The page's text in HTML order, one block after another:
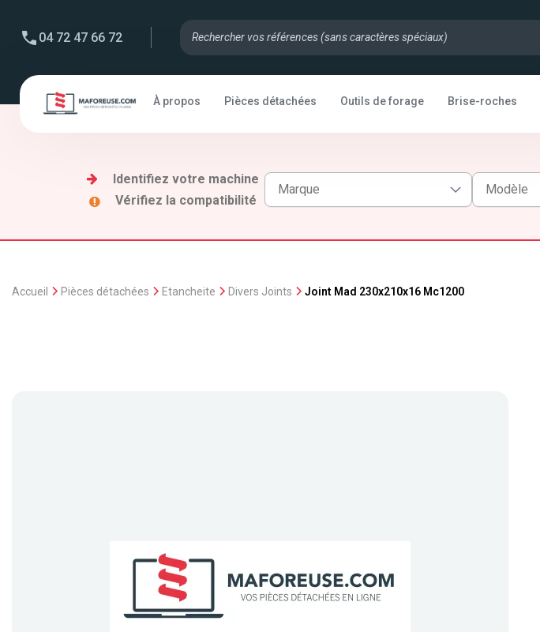
04 72 47 66 72
À propos Pièces détachées Outils de forage Brise-roches
Identifiez votre machine
Vérifiez la compatibilité
Accueil Pièces détachées Etancheite Divers Joints Joint Mad 230x210x16 Mc1200